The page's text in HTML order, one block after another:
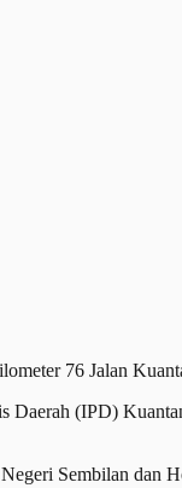
76 Jalan
Daerah (IPD)
Sembilan dan